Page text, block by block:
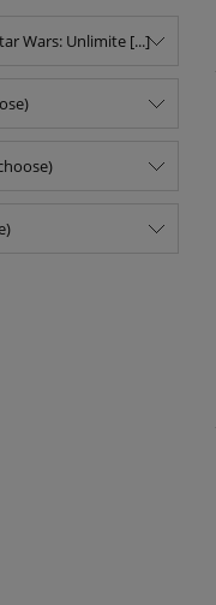
Wars: Unlimite [...]